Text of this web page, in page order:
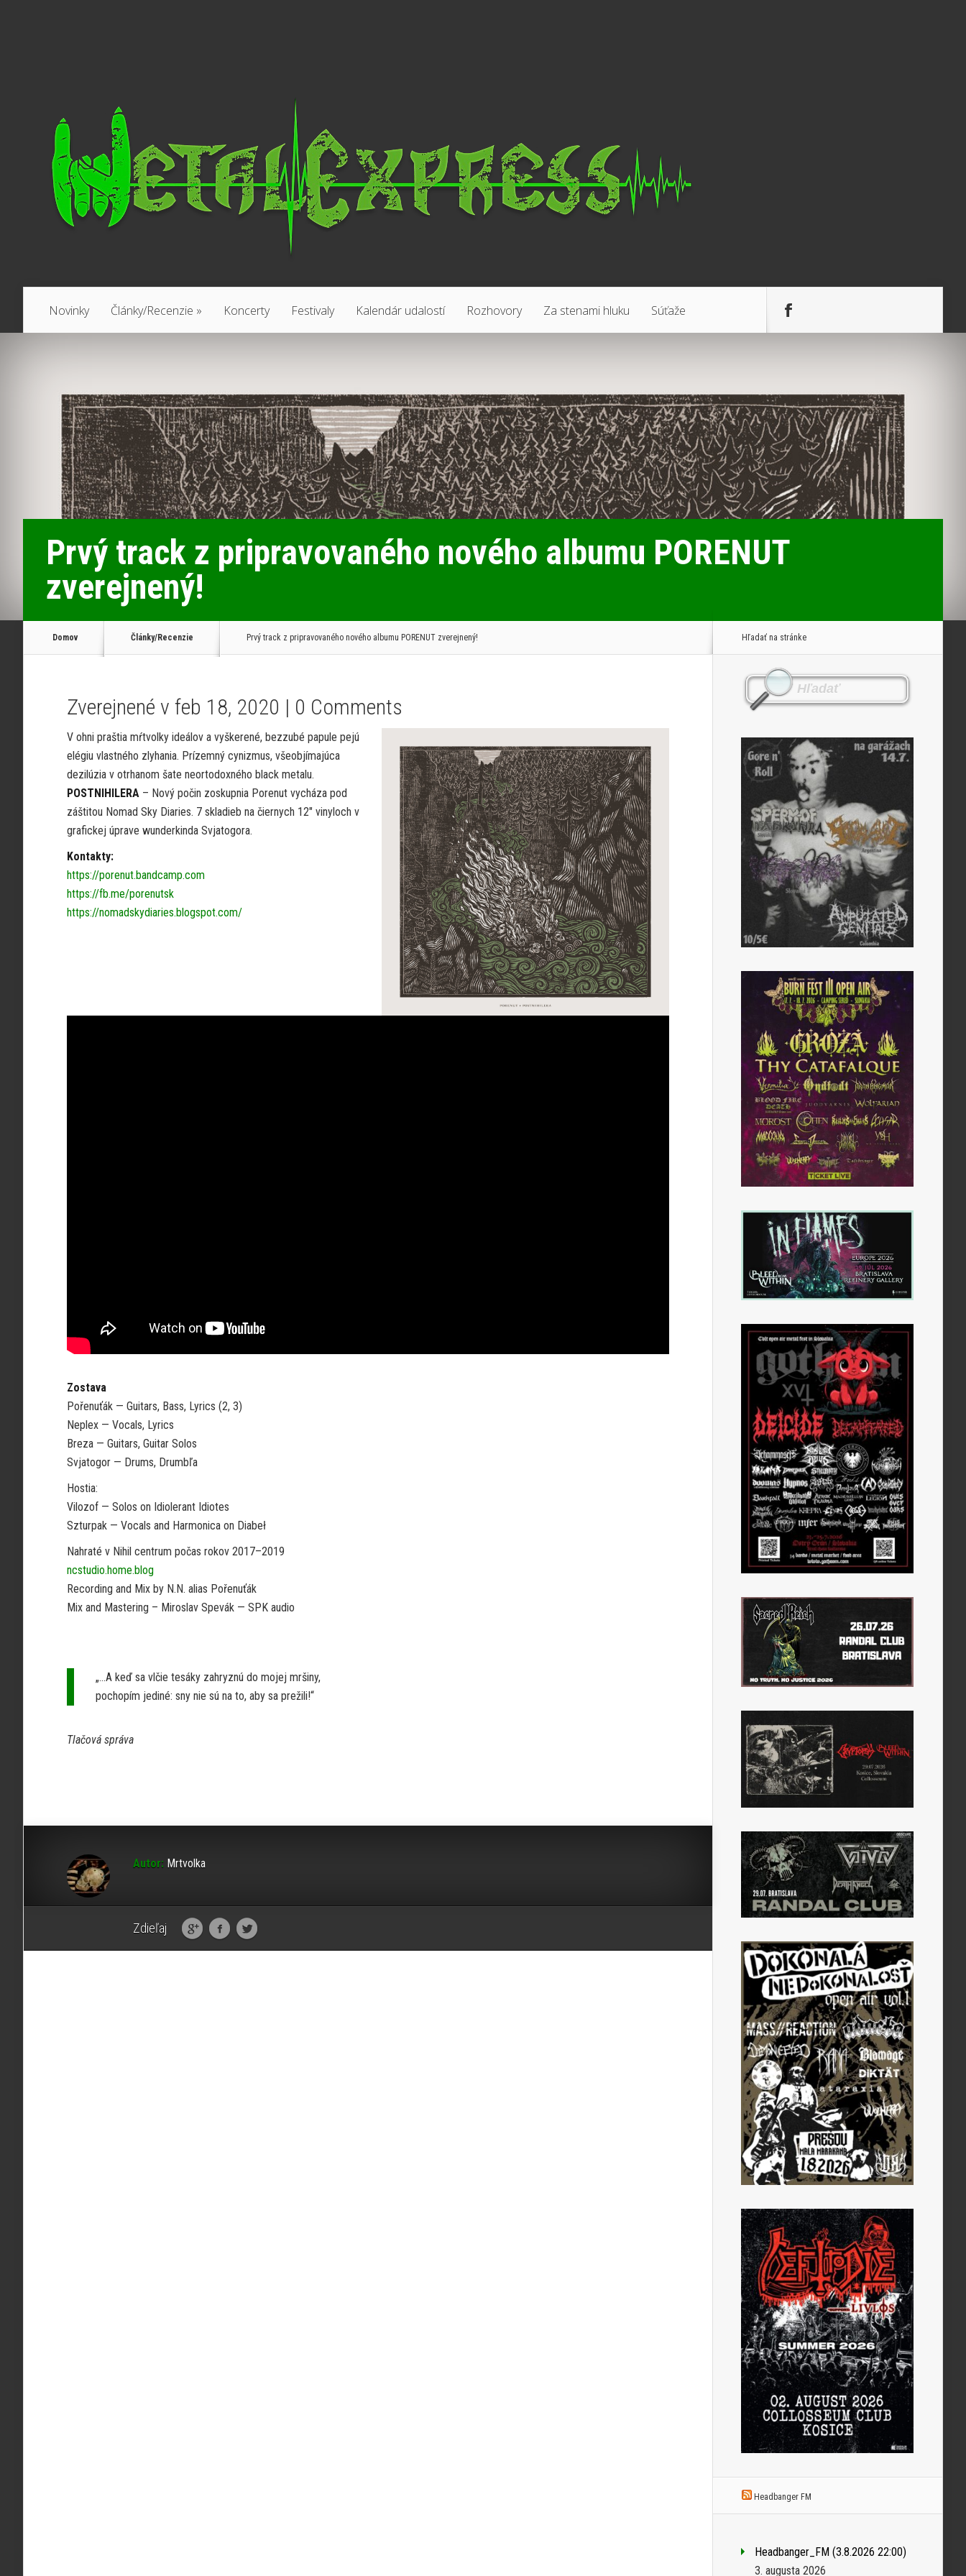
Novinky Články/Recenzie » Koncerty Festivaly Kalendár udalostí Rozhovory Za stenami hluku Súťaže
Prvý track z pripravovaného nového albumu PORENUT
zverejnený!
Domov Články/Recenzie Prvý track z pripravovaného nového albumu PORENUT zverejnený!
Zverejnené v feb 18, 2020 | 0 Comments
V ohni praštia mŕtvolky ideálov a vyškerené, bezzubé papule pejú
elégiu vlastného zlyhania. Prízemný cynizmus, všeobjímajúca
dezilúzia v otrhanom šate neortodoxného black metalu.
POSTNIHILERA – Nový počin zoskupnia Porenut vycháza pod
záštitou Nomad Sky Diaries. 7 skladieb na čiernych 12″ vinyloch v
grafickej úprave wunderkinda Svjatogora.
Kontakty:
https://porenut.bandcamp.com
https://fb.me/porenutsk
https://nomadskydiaries.blogspot.com/
Zostava
Pořenuťák — Guitars, Bass, Lyrics (2, 3)
Neplex — Vocals, Lyrics
Breza — Guitars, Guitar Solos
Svjatogor — Drums, Drumbľa
Hostia:
Vilozof — Solos on Idiolerant Idiotes
Szturpak — Vocals and Harmonica on Diabeł
Nahraté v Nihil centrum počas rokov 2017–2019
ncstudio.home.blog
Recording and Mix by N.N. alias Pořenuťák
Mix and Mastering – Miroslav Spevák — SPK audio
„…A keď sa vlčie tesáky zahryznú do mojej mršiny,
pochopím jediné: sny nie sú na to, aby sa prežili!“
Tlačová správa
Autor: Mrtvolka
Zdieľaj
Hľadať na stránke
Headbanger FM
Headbanger_FM (3.8.2026 22:00)
3. augusta 2026